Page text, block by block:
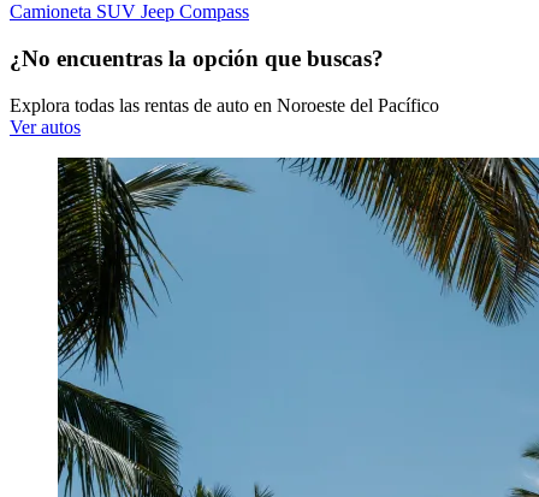
Camioneta SUV Jeep Compass
¿No encuentras la opción que buscas?
Explora todas las rentas de auto en Noroeste del Pacífico
Ver autos